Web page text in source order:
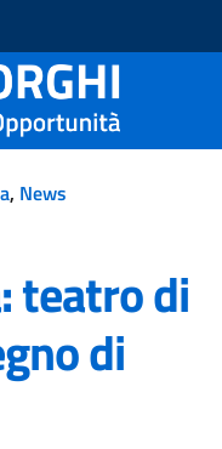
, News
teatro di
di